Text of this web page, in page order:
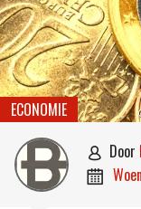
ECONOMIE
 door
